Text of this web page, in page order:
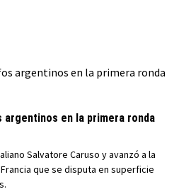
en la primera ronda
Salvatore Caruso y avanzó a la
que se disputa en superficie